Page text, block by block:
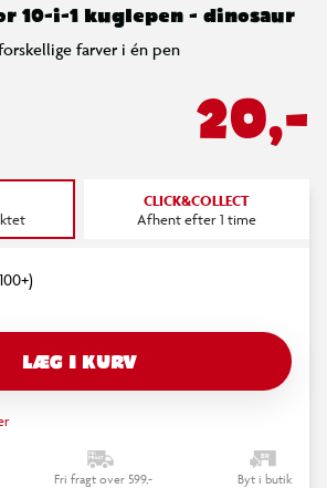
10-i-1 kuglepen - dinosaur
farver i én pen
20,-
CLICK&COLLECT
Afhent efter 1 time
LÆG I KURV
Fri fragt over 599,- Byt i butik